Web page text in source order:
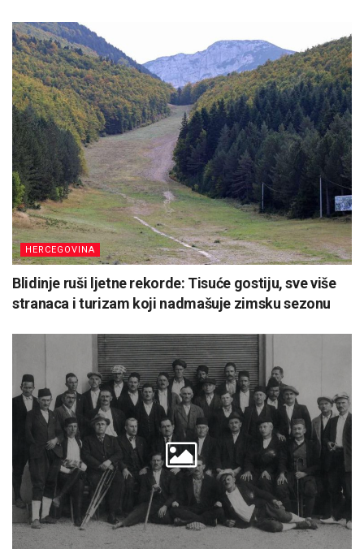
HERCEGOVINA
Blidinje ruši ljetne rekorde: Tisuće gostiju, sve više
stranaca i turizam koji nadmašuje zimsku sezonu